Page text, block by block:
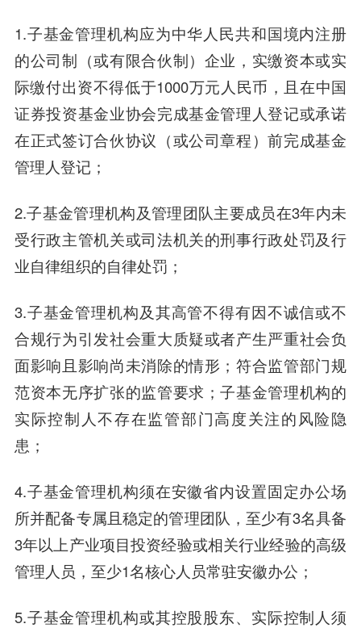
1.子基金管理机构应为中华人民共和国境内注册
的公司制（或有限合伙制）企业，实缴资本或实
际缴付出资不得低于1000万元人民币，且在中国
证券投资基金业协会完成基金管理人登记或承诺
在正式签订合伙协议（或公司章程）前完成基金
管理人登记；
2.子基金管理机构及管理团队主要成员在3年内未
受行政主管机关或司法机关的刑事行政处罚及行
业自律组织的自律处罚；
3.子基金管理机构及其高管不得有因不诚信或不
合规行为引发社会重大质疑或者产生严重社会负
面影响且影响尚未消除的情形；符合监管部门规
范资本无序扩张的监管要求；子基金管理机构的
实际控制人不存在监管部门高度关注的风险隐
患；
4.子基金管理机构须在安徽省内设置固定办公场
所并配备专属且稳定的管理团队，至少有3名具备
3年以上产业项目投资经验或相关行业经验的高级
管理人员，至少1名核心人员常驻安徽办公；
5.子基金管理机构或其控股股东、实际控制人须